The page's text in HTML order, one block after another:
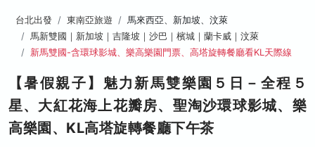
台北出發 東南亞旅遊
馬來西亞、新加坡、汶萊
馬新雙國｜新加坡｜吉隆坡｜沙巴｜檳城｜蘭卡威｜汶萊
新馬雙國-含環球影城、樂高樂園門票、高塔旋轉餐廳看KL天際線
【暑假親子】魅力新馬雙樂園５日－全程５
星、大紅花海上花瓣房、聖淘沙環球影城、樂
高樂園、KL高塔旋轉餐廳下午茶